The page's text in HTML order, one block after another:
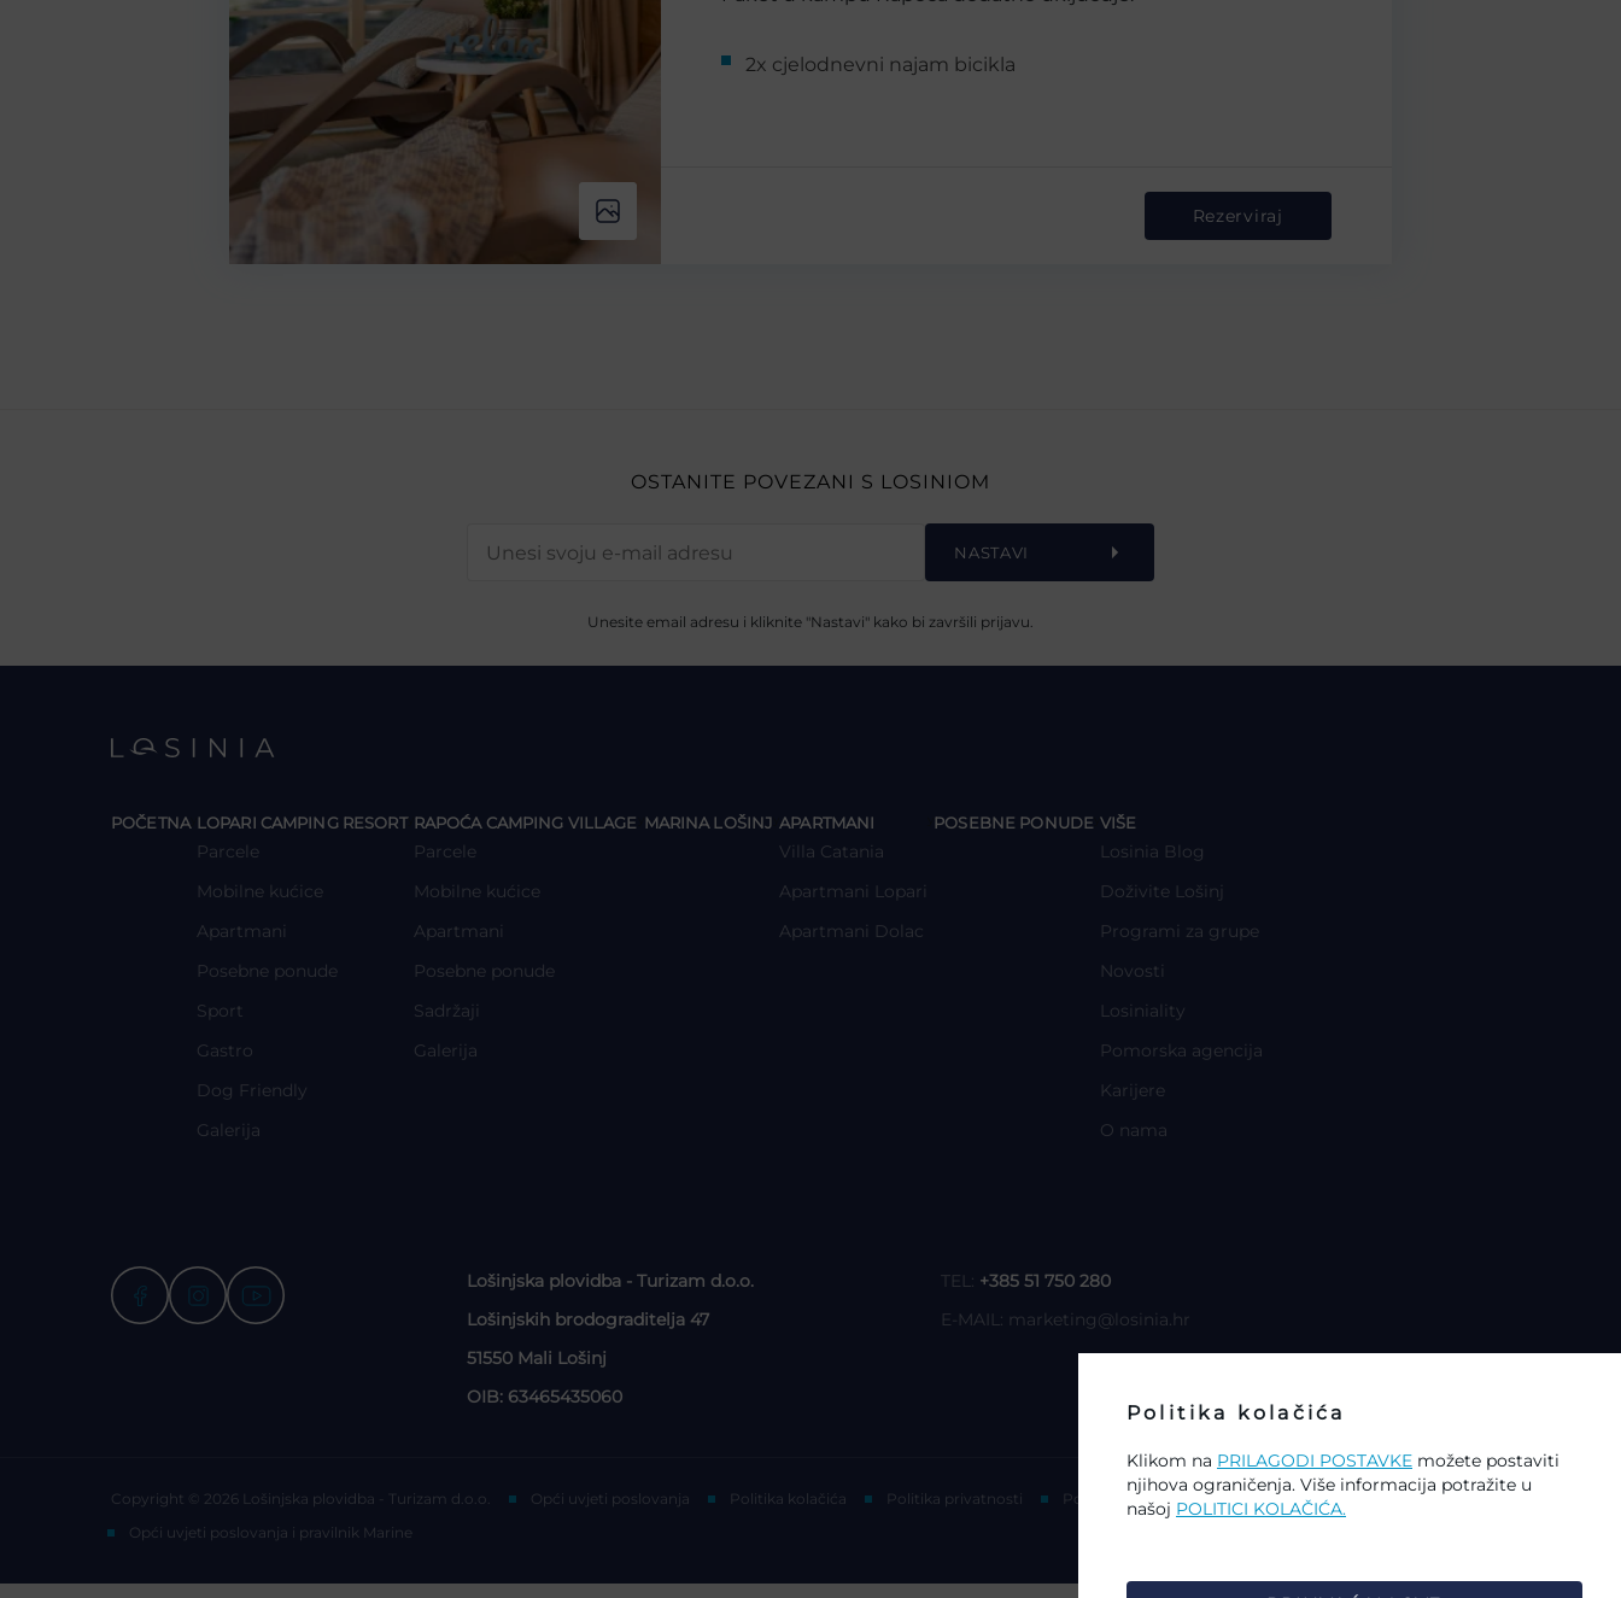
2x cjelodnevni najam bicikla
Rezerviraj
OSTANITE POVEZANI S LOSINIOM
NASTAVI
Unesite email adresu i kliknite "Nastavi" kako bi završili prijavu.
POČETNA LOPARI CAMPING RESORT
Parcele
Mobilne kućice
Apartmani
Posebne ponude
Sport
Gastro
Dog Friendly
Galerija
y RAPOĆA CAMPING VILLAGE
Parcele
Mobilne kućice
Apartmani
Posebne ponude
Sadržaji
Galerija
MARINA LOŠINJ APARTMANI
Villa Catania
Apartmani Lopari
Apartmani Dolac
POSEBNE PONUDE yVIŠE
Losinia Blog
Doživite Lošinj
Programi za grupe
Novosti
Losiniality
Pomorska agencija
Karijere
O nama
Lošinjska plovidba - Turizam d.o.o.
Lošinjskih brodograditelja 47
51550 Mali Lošinj
OIB: 63465435060
TEL: +385 51 750 280
E-MAIL: marketing@losinia.hr
Copyright © 2026 Lošinjska plovidba - Turizam d.o.o. Opći uvjeti poslovanja Politika kolačića Politika privatnosti
Postavke kolačića
Opći uvjeti poslovanja i pravilnik Marine
Politika kolačića
Klikom na PRILAGODI POSTAVKE možete postaviti
njihova ograničenja. Više informacija potražite u
našoj POLITICI KOLAČIĆA.